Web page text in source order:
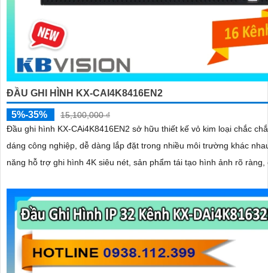
ĐẦU GHI HÌNH KX-CAI4K8416EN2
5%-35%
15,100,000 ₫
Đầu ghi hình KX-CAi4K8416EN2 sở hữu thiết kế vỏ kim loại chắc
dáng công nghiệp, dễ dàng lắp đặt trong nhiều môi trường khác nhau. Với
năng hỗ trợ ghi hình 4K siêu nét, sản phẩm tái tạo hình ảnh rõ ràng,